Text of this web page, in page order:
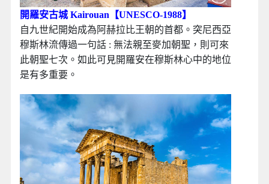
開羅安古城 Kairouan【UNESCO-1988】
自九世紀開始成為阿赫拉比王朝的首都。突尼西亞
穆斯林流傳過一句話 : 無法親至麥加朝聖，則可來
此朝聖七次。如此可見開羅安在穆斯林心中的地位
是有多重要。